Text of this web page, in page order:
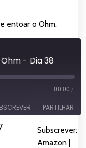
entoar o Ohm.
- Dia 38
00:00 /
PARTILHAR
Subscrever:
Amazon |